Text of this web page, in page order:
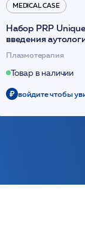
MEDICAL CASE
Набор PRP
введения
(саше 1шт)/Medical
Плазмотерапия
Товар в наличии
войдите чтобы